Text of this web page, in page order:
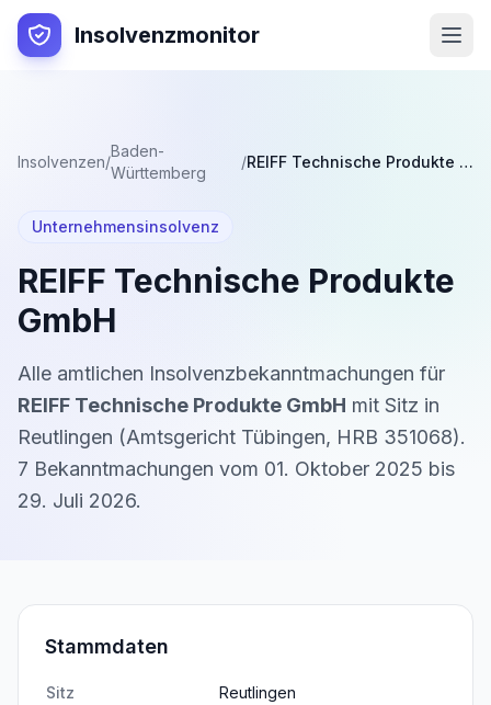
Insolvenzmonitor
Insolvenzen/
Baden-
Württemberg
/ REIFF Technische Produkte GmbH
Unternehmensinsolvenz
REIFF Technische Produkte
GmbH
Alle amtlichen Insolvenzbekanntmachungen für
REIFF Technische Produkte GmbH mit Sitz in
Reutlingen (Amtsgericht Tübingen, HRB 351068).
7 Bekanntmachungen vom 01. Oktober 2025 bis
29. Juli 2026.
Stammdaten
Sitz
Reutlingen